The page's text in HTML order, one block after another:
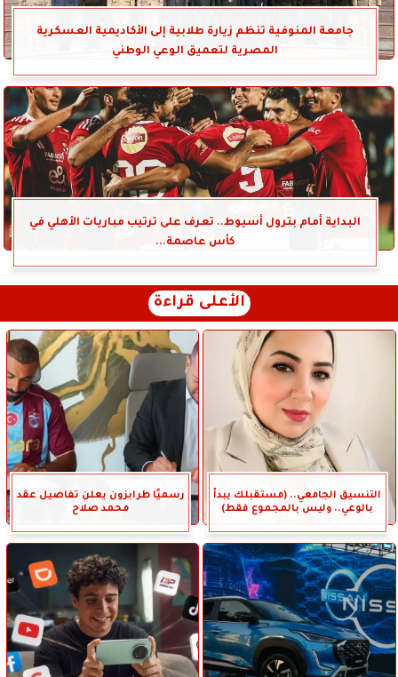
جامعة المنوفية تنظم زيارة طلابية إلى الأكاديمية العسكرية
المصرية لتعميق الوعي الوطني
البداية أمام بترول أسيوط.. تعرف على ترتيب مباريات الأهلي في
كأس عاصمة...
الأعلى قراءة
التنسيق الجامعي.. (مستقبلك يبدأ
بالوعي.. وليس بالمجموع فقط)
رسميًا طرابزون يعلن تفاصيل عقد
محمد صلاح